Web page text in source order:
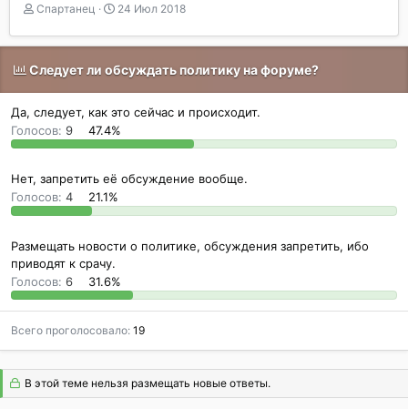
А
т
р
т
е
ы
Спартанец
Д
т
н
а
а
л
24 Июл 2018
Следует ли обсуждать политику на форуме?
Да, следует, как это сейчас и происходит.
Голосов: 9 47.4%
Нет, запретить её обсуждение вообще.
Голосов: 4 21.1%
Размещать новости о политике, обсуждения запретить, ибо
приводят к срачу.
Голосов: 6 31.6%
Всего проголосовало 19
В этой теме нельзя размещать новые ответы.